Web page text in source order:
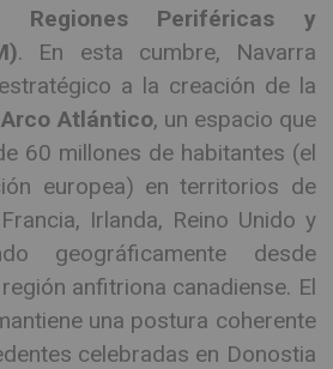
Regiones Periféricas y
. En esta cumbre, Navarra
a la creación de la
Atlántico, un espacio que
60 millones de habitantes (el
europea) en territorios de
Irlanda, Reino Unido y
geográficamente desde
anfitriona canadiense. El
una postura coherente
celebradas en Donostia